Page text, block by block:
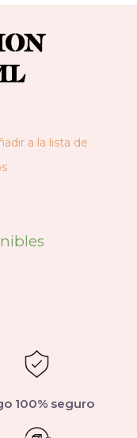
a la lista de
100% seguro